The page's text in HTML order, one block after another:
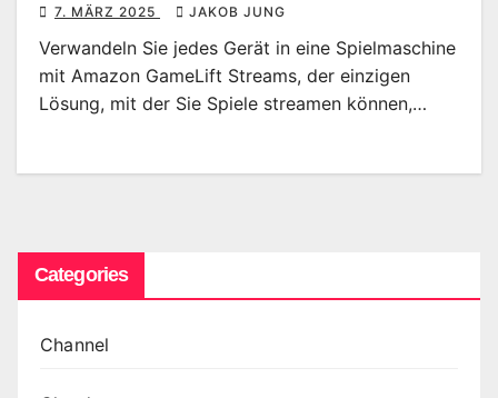
7. MÄRZ 2025 JAKOB JUNG
Verwandeln Sie jedes Gerät in eine Spielmaschine
mit Amazon GameLift Streams, der einzigen
Lösung, mit der Sie Spiele streamen können,…
Categories
Channel